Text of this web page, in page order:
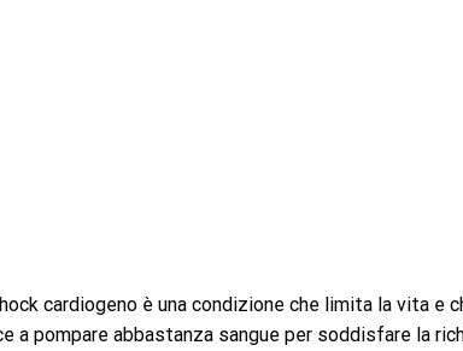
cardiogeno è una condizione che limita la vita e
a pompare abbastanza sangue per soddisfare la